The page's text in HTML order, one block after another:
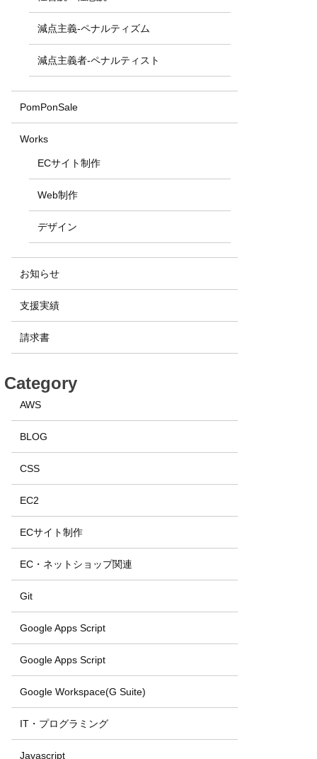
減点主義-ペナルティズム
減点主義者-ペナルティスト
PomPonSale
Works
ECサイト制作
Web制作
デザイン
お知らせ
支援実績
請求書
Category
AWS
BLOG
CSS
EC2
ECサイト制作
EC・ネットショップ関連
Git
Google Apps Script
Google Apps Script
Google Workspace(G Suite)
IT・プログラミング
Javascript